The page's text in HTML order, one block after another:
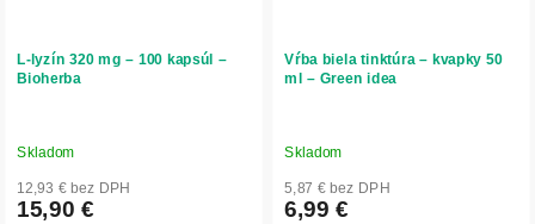
L-lyzín 320 mg – 100 kapsúl –
Bioherba
Skladom
12,93 € bez DPH
15,90 €
Vŕba biela tinktúra – kvapky 50
ml – Green idea
Skladom
5,87 € bez DPH
6,99 €